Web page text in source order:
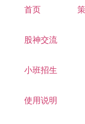
首页
股神交流
小班招生
使用说明